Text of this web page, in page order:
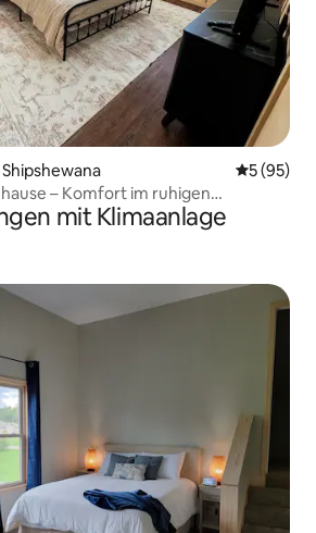
5 (95)
– Komfort im ruhigen
mit Klimaanlage